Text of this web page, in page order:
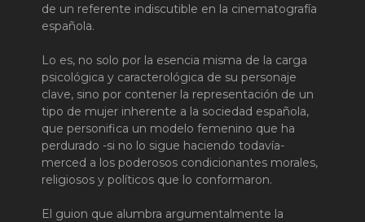
de un referente indiscutible en la cinematografía
española.
Lo es, no solo por la esencia misma de la carga
psicológica y caracterológica de su personaje
clave, sino por contener la representación de un
tipo de mujer inherente a la sociedad española,
que personifica un modelo femenino que ha
perdurado -si no lo sigue haciendo todavía-
merced a los poderosos condicionantes morales,
religiosos y políticos que lo conformaron.
El guion que alumbra argumentalmente la